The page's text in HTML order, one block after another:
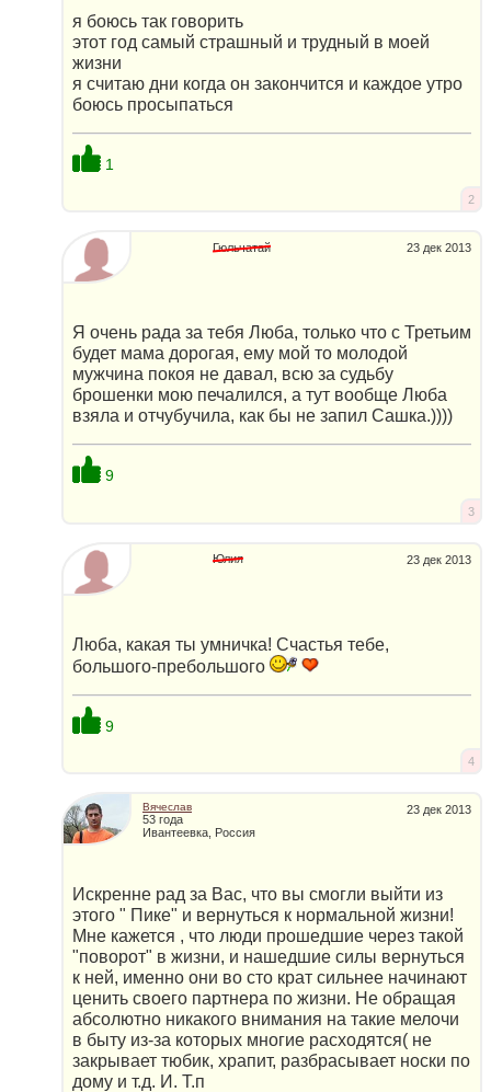
я боюсь так говорить
этот год самый страшный и трудный в моей
жизни
я считаю дни когда он закончится и каждое утро
боюсь просыпаться
1
2
23 дек 2013
Гюльчатай
Я очень рада за тебя Люба, только что с Третьим
будет мама дорогая, ему мой то молодой
мужчина покоя не давал, всю за судьбу
брошенки мою печалился, а тут вообще Люба
взяла и отчубучила, как бы не запил Сашка.))))
9
3
23 дек 2013
Юлия
Люба, какая ты умничка! Счастья тебе,
большого-пребольшого
9
4
23 дек 2013
Вячеслав
53 года
Ивантеевка, Россия
Искренне рад за Вас, что вы смогли выйти из
этого " Пике" и вернуться к нормальной жизни!
Мне кажется , что люди прошедшие через такой
"поворот" в жизни, и нашедшие силы вернуться
к ней, именно они во сто крат сильнее начинают
ценить своего партнера по жизни. Не обращая
абсолютно никакого внимания на такие мелочи
в быту из-за которых многие расходятся( не
закрывает тюбик, храпит, разбрасывает носки по
дому и т.д. И. Т.п